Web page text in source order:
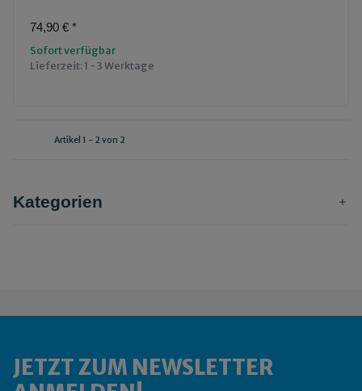
74,90 € *
Sofort verfügbar
Lieferzeit:1 - 3 Werktage
Artikel 1 - 2 von 2
Kategorien
JETZT ZUM NEWSLETTER